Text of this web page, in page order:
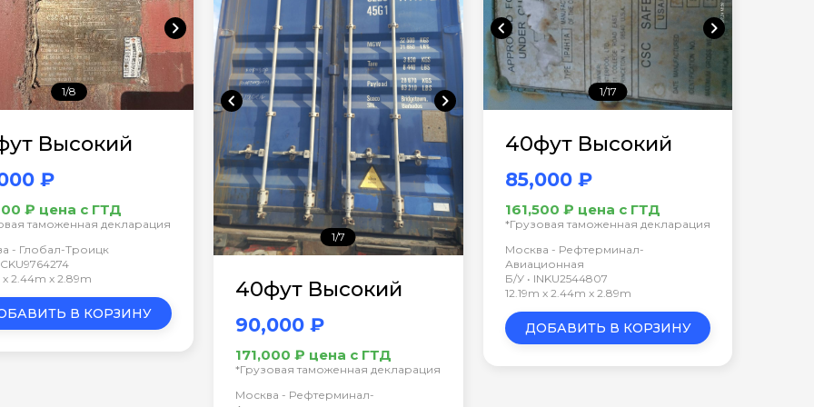
chevron_right
1/8
Высокий
₽
₽ цена с ГТД
таможенная декларация
- Глобал-Троицк
x 2.44m x 2.89m
В КОРЗИНУ
chevron_left chevron_right
1/7
40фут Высокий
90,000 ₽
171,000 ₽ цена с ГТД
*Грузовая таможенная декларация
Москва - Рефтерминал-
chevron_left chevron_right
1/17
40фут Высокий
85,000 ₽
161,500 ₽ цена с ГТД
*Грузовая таможенная декларация
Москва - Рефтерминал-
Авиационная
Б/У • INKU2544807
12.19m x 2.44m x 2.89m
ДОБАВИТЬ В КОРЗИНУ